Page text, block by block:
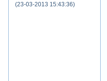
(23-03-2013 15:43:36)